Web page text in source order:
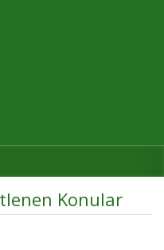
Konular